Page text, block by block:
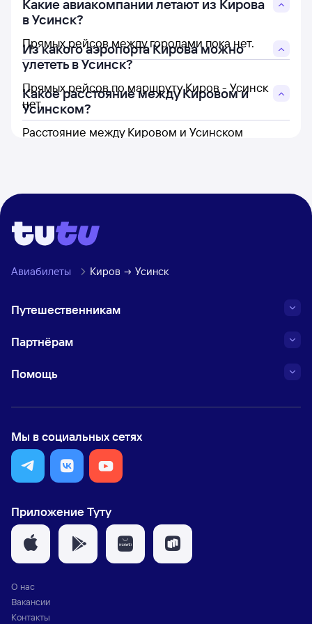
Какие авиакомпании летают из Кирова
в Усинск?
Прямых рейсов между городами пока нет.
Из какого аэропорта Кирова можно
улететь в Усинск?
Прямых рейсов по маршруту Киров - Усинск
нет.
Какое расстояние между Кировом и
Усинском?
Расстояние между Кировом и Усинском
Авиабилеты Киров Усинск
Путешественникам
Партнёрам
Помощь
Мы в социальных сетях
Приложение Туту
О нас
Вакансии
Контакты